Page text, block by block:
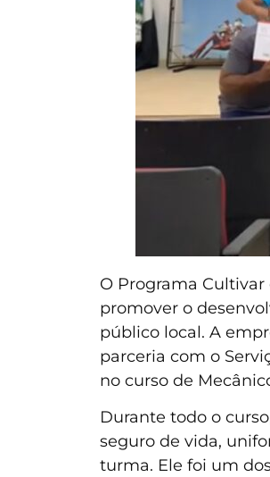
O Programa
promover o
público local. A
parceria com o
no curso de
Durante todo o
seguro de vida,
turma. Ele foi um